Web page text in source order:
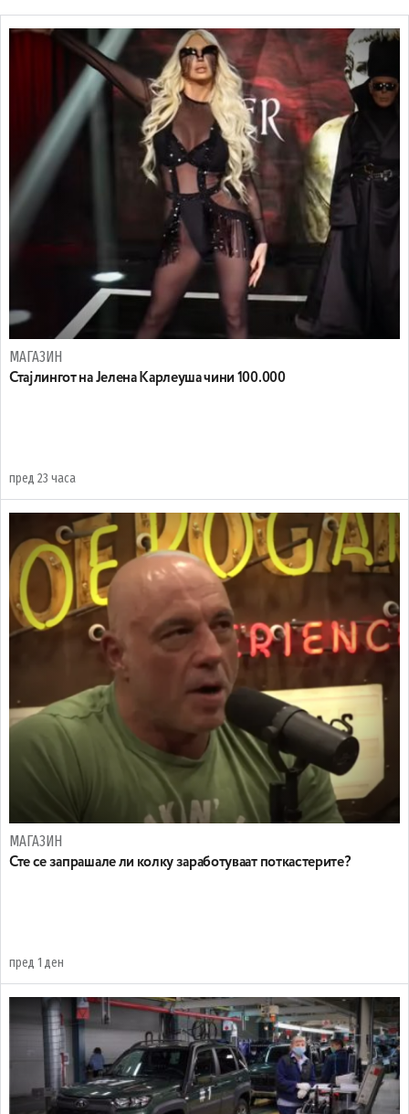
МАГАЗИН
Стајлингот на Јелена Карлеуша чини 100.000
пред 23 часа
МАГАЗИН
Сте се запрашале ли колку заработуваат поткастерите?
пред 1 ден